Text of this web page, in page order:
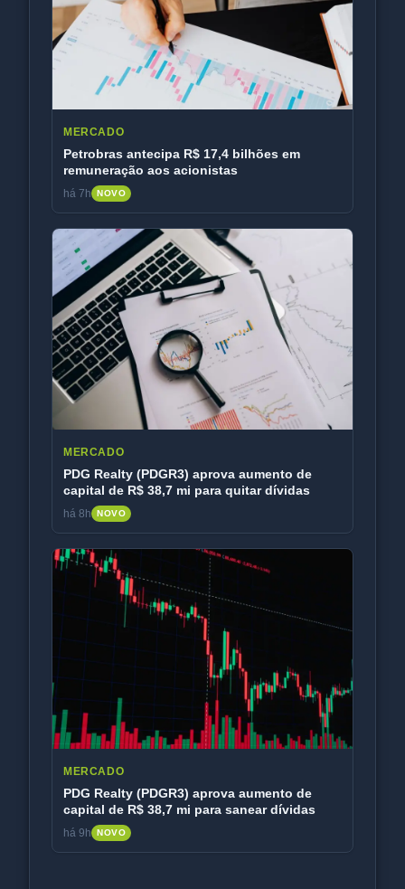
MERCADO
Petrobras antecipa R$ 17,4 bilhões em
remuneração aos acionistas
há 7h NOVO
MERCADO
PDG Realty (PDGR3) aprova aumento de
capital de R$ 38,7 mi para quitar dívidas
há 8h NOVO
MERCADO
PDG Realty (PDGR3) aprova aumento de
capital de R$ 38,7 mi para sanear dívidas
há 9h NOVO